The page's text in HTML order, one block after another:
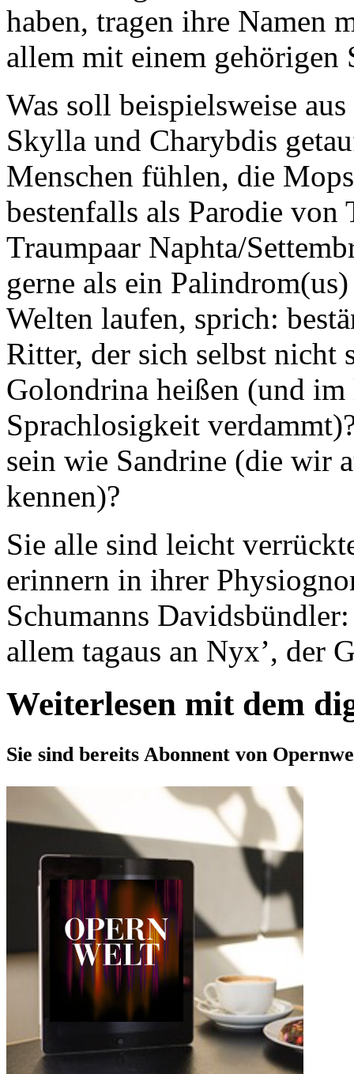
haben, tragen ihre Namen
allem mit einem gehörigen
Was soll beispielsweise
Skylla und Charybdis
Menschen fühlen, die
bestenfalls als Parodie von
Traumpaar Naphta/
gerne als ein
Welten laufen, sprich:
Ritter, der sich selbst nicht
Golondrina heißen (und
Sprachlosigkeit
sein wie Sandrine (die wir
kennen)?
Sie alle sind leicht
erinnern in ihrer
Schumanns
allem tagaus an Nyx’, der
Weiterlesen mit dem
Sie sind bereits Abonnent von